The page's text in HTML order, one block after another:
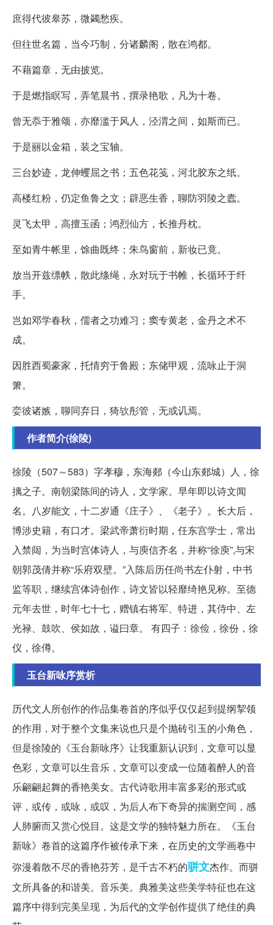
庶得代彼皋苏，微蠲愁疾。
但往世名篇，当今巧制，分诸麟阁，散在鸿都。
不藉篇章，无由披览。
于是燃指瞑写，弄笔晨书，撰录艳歌，凡为十卷。
曾无忝于雅颂，亦靡滥于风人，泾渭之间，如斯而已。
于是丽以金箱，装之宝轴。
三台妙迹，龙伸蠼屈之书；五色花笺，河北胶东之纸。
高楼红粉，仍定鱼鲁之文；辟恶生香，聊防羽陵之蠹。
灵飞太甲，高擅玉函；鸿烈仙方，长推丹枕。
至如青牛帐里，馀曲既终；朱鸟窗前，新妆已竟。
放当开兹缥帙，散此绦绳，永对玩于书帷，长循环于纤
手。
岂如邓学春秋，儒者之功难习；窦专黄老，金丹之术不
成。
因胜西蜀豪家，托情穷于鲁殿；东储甲观，流咏止于洞
箫。
娈彼诸嫉，聊同弃日，猗欤彤管，无或讥焉。
作者简介(徐陵)
徐陵（507～583）字孝穆，东海郯（今山东郯城）人，徐
摛之子。南朝梁陈间的诗人，文学家。早年即以诗文闻
名。八岁能文，十二岁通《庄子》、《老子》。长大后，
博涉史籍，有口才。梁武帝萧衍时期，任东宫学士，常出
入禁闼，为当时宫体诗人，与庾信齐名，并称“徐庾”,与宋
朝郭茂倩并称“乐府双壁。”入陈后历任尚书左仆射，中书
监等职，继续宫体诗创作，诗文皆以轻靡绮艳见称。至德
元年去世，时年七十七，赠镇右将军、特进，其侍中、左
光禄、鼓吹、侯如故，谥曰章。 有四子：徐俭，徐份，徐
仪，徐僔。
玉台新咏序赏析
历代文人所创作的作品集卷首的序似乎仅仅起到提纲挈领
的作用，对于整个文集来说也只是个抛砖引玉的小角色，
但是徐陵的《玉台新咏序》让我重新认识到，文章可以显
色彩，文章可以生音乐，文章可以变成一位随着醉人的音
乐翩翩起舞的香艳美女。古代诗歌用丰富多彩的形式或
评，或传，或咏，或叹，为后人布下奇异的揣测空间，感
人肺腑而又赏心悦目。这是文学的独特魅力所在。《玉台
新咏》卷首的这篇序作被传承下来，在历史的文学画卷中
弥漫着散不尽的香艳芬芳，是千古不朽的骈文杰作。而骈
文所具备的和谐美。音乐美。典雅美这些美学特征也在这
篇序中得到完美呈现，为后代的文学创作提供了绝佳的典